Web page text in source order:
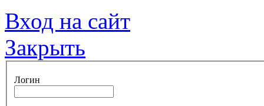
Вход на сайт
Закрыть
Логин